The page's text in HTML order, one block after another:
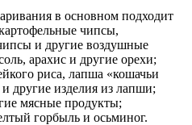
в основном подходит
чипсы,
и другие воздушные
арахис и другие орехи;
риса, лапша «кошачьи
другие изделия из лапши;
мясные продукты;
горбыль и осьминог.